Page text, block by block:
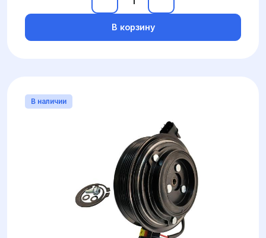
В корзину
В наличии